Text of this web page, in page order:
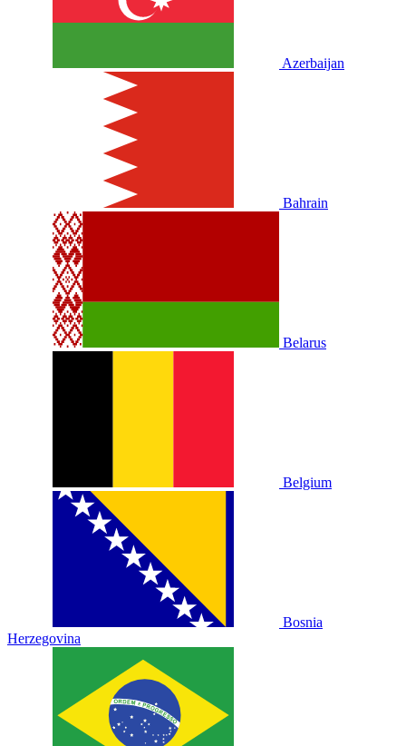
Azerbaijan
Bahrain
Belarus
Belgium
Bosnia
Herzegovina